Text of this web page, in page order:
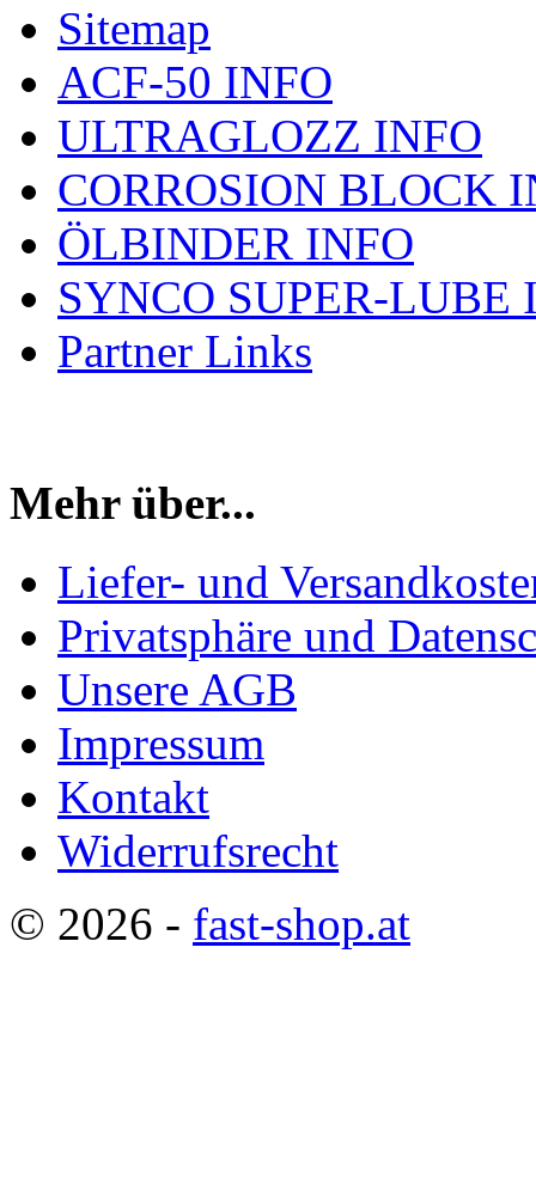
Sitemap
ACF-50 INFO
ULTRAGLOZZ INFO
CORROSION BLOCK
ÖLBINDER INFO
SYNCO SUPER-LUBE
Partner Links
Mehr über...
Liefer- und
Privatsphäre und
Unsere AGB
Impressum
Kontakt
Widerrufsrecht
© 2026 - fast-shop.at